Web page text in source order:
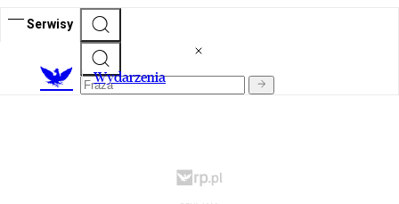
Serwisy
Wydarzenia